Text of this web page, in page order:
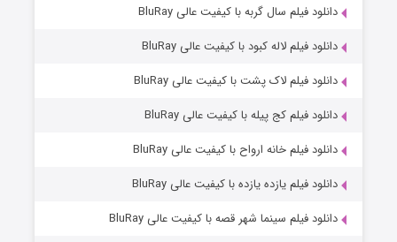
قسمت2 (زیرنویس) منتشر شد دانلود فیلم سال گربه با کیفیت عالی BluRay
دانلود فیلم لاله کبود با کیفیت عالی BluRay
دانلود فیلم لاک پشت با کیفیت عالی BluRay
دانلود فیلم کج‌ پیله با کیفیت عالی BluRay
دانلود فیلم خانه ارواح با کیفیت عالی BluRay
دانلود فیلم یازده یازده با کیفیت عالی BluRay
دانلود فیلم سینما شهر قصه با کیفیت عالی BluRay